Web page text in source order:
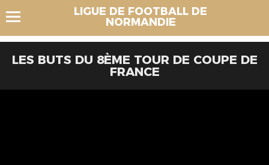
LIGUE DE FOOTBALL DE
NORMANDIE
LES BUTS DU 8ÈME TOUR DE COUPE DE
FRANCE